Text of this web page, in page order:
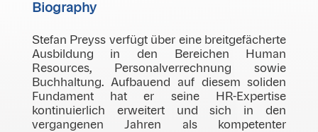
Biography
Stefan Preyss verfügt über eine breitgefächerte
Ausbildung in den Bereichen Human
Resources, Personalverrechnung sowie
Buchhaltung. Aufbauend auf diesem soliden
Fundament hat er seine HR-Expertise
kontinuierlich erweitert und sich in den
vergangenen Jahren als kompetenter